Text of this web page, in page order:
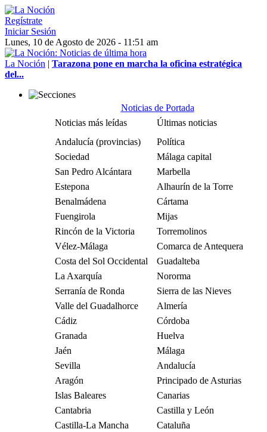
Regístrate
Iniciar Sesión
Lunes, 10 de Agosto de 2026 - 11:51 am
La Noción | Tarazona pone en marcha la oficina estratégica
del...
Noticias de Portada
Noticias más leídas
Últimas noticias
Andalucía (provincias)
Política
Sociedad
Málaga capital
San Pedro Alcántara
Marbella
Estepona
Alhaurín de la Torre
Benalmádena
Cártama
Fuengirola
Mijas
Rincón de la Victoria
Torremolinos
Vélez-Málaga
Comarca de Antequera
Costa del Sol Occidental
Guadalteba
La Axarquía
Nororma
Serranía de Ronda
Sierra de las Nieves
Valle del Guadalhorce
Almería
Cádiz
Córdoba
Granada
Huelva
Jaén
Málaga
Sevilla
Andalucía
Aragón
Principado de Asturias
Islas Baleares
Canarias
Cantabria
Castilla y León
Castilla-La Mancha
Cataluña